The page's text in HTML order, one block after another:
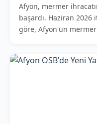
Afyon, mermer
başardı. Haziran 2026
göre, Afyon'un